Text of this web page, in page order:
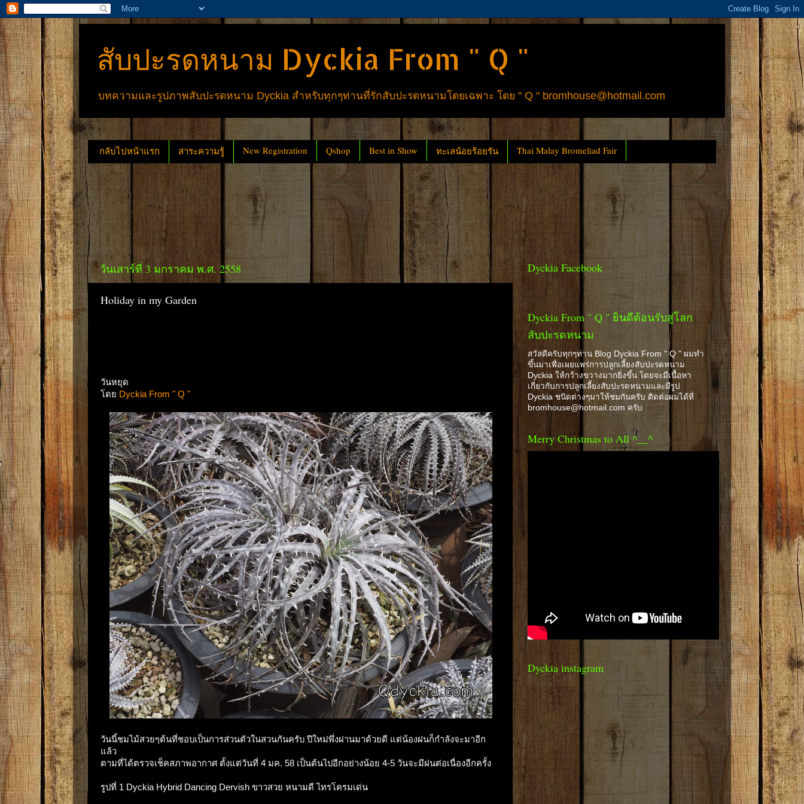
สับปะรดหนาม Dyckia From " Q "
บทความและรูปภาพสับปะรดหนาม Dyckia สำหรับทุกๆท่านที่รักสับปะรดหนามโดยเฉพาะ โดย " Q " bromhouse@hotmail.com
กลับไปหน้าแรก สาระความรู้ New Registration Qshop Best in Show ทะเลน้อยร้อยรัน Thai Malay Bromeliad Fair
วันเสาร์ที่ 3 มกราคม พ.ศ. 2558
Holiday in my Garden
วันหยุด
โดย Dyckia From " Q "
วันนี้ชมไม้สวยๆต้นที่ชอบเป็นการส่วนตัวในสวนกันครับ ปีใหม่พึ่งผ่านมาด้วยดี แต่น้องฝนก็กำลังจะมาอีก
แล้ว
ตามที่ได้ตรวจเช็คสภาพอากาศ ตั้งแต่วันที่ 4 มค. 58 เป็นต้นไปอีกอย่างน้อย 4-5 วันจะมีฝนต่อเนื่องอีกครั้ง
รูปที่ 1 Dyckia Hybrid Dancing Dervish ขาวสวย หนามดี ไทรโครมเด่น
Dyckia Facebook
Dyckia From " Q " ยินดีต้อนรับสู่โลก
สับปะรดหนาม
สวัสดีครับทุกๆท่าน Blog Dyckia From " Q " ผมทำ
ขึ้นมาเพื่อเผยแพร่การปลูกเลี้ยงสับปะรดหนาม
Dyckia ให้กว้างขวางมากยิ่งขึ้น โดยจะมีเนื้อหา
เกี่ยวกับการปลูกเลี้ยงสับปะรดหนามและมีรูป
Dyckia ชนิดต่างๆมาให้ชมกันครับ ติดต่อผมได้ที่
bromhouse@hotmail.com ครับ
Merry Christmas to All ^__^
Dyckia instagram